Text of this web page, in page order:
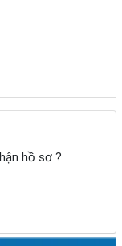
hồ sơ ?